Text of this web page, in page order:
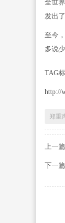
全世
发出
至今
多说
TAG
http://
郑重
上一
下一篇